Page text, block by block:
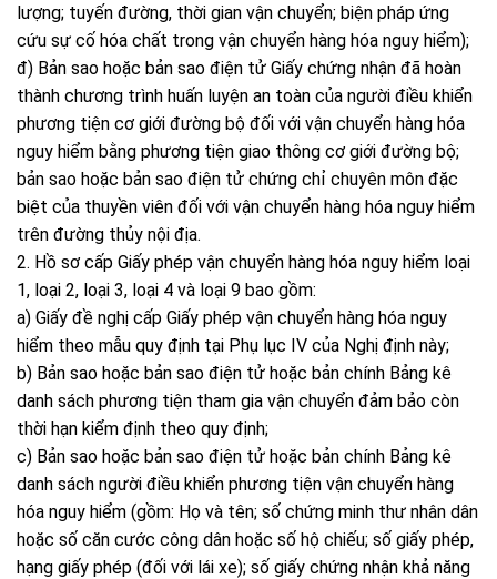
lượng; tuyến đường, thời gian vận chuyển; biện pháp ứng
cứu sự cố hóa chất trong vận chuyển hàng hóa nguy hiểm);
đ) Bản sao hoặc bản sao điện tử Giấy chứng nhận đã hoàn
thành chương trình huấn luyện an toàn của người điều khiển
phương tiện cơ giới đường bộ đối với vận chuyển hàng hóa
nguy hiểm bằng phương tiện giao thông cơ giới đường bộ;
bản sao hoặc bản sao điện tử chứng chỉ chuyên môn đặc
biệt của thuyền viên đối với vận chuyển hàng hóa nguy hiểm
trên đường thủy nội địa.
2. Hồ sơ cấp Giấy phép vận chuyển hàng hóa nguy hiểm loại
1, loại 2, loại 3, loại 4 và loại 9 bao gồm:
a) Giấy đề nghị cấp Giấy phép vận chuyển hàng hóa nguy
hiểm theo mẫu quy định tại Phụ lục IV của Nghị định này;
b) Bản sao hoặc bản sao điện tử hoặc bản chính Bảng kê
danh sách phương tiện tham gia vận chuyển đảm bảo còn
thời hạn kiểm định theo quy định;
c) Bản sao hoặc bản sao điện tử hoặc bản chính Bảng kê
danh sách người điều khiển phương tiện vận chuyển hàng
hóa nguy hiểm (gồm: Họ và tên; số chứng minh thư nhân dân
hoặc số căn cước công dân hoặc số hộ chiếu; số giấy phép,
hạng giấy phép (đối với lái xe); số giấy chứng nhận khả năng